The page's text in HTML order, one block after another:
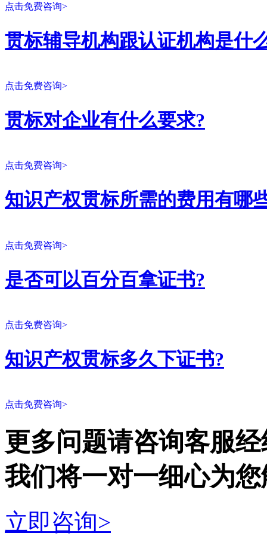
点击免费咨询>
贯标辅导机构跟认证机构是什
点击免费咨询>
贯标对企业有什么要求?
点击免费咨询>
知识产权贯标所需的费用有哪
点击免费咨询>
是否可以百分百拿证书?
点击免费咨询>
知识产权贯标多久下证书?
点击免费咨询>
更多问题请咨询客服
我们将一对一细心为
立即咨询>